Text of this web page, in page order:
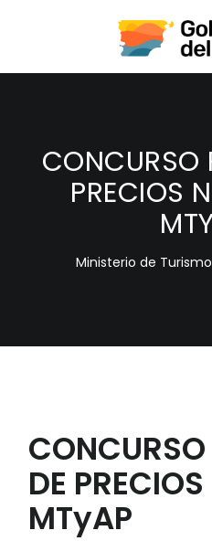
HOME
CONCURSO
PRECIOS
Ministerio de
DE
MTyAP